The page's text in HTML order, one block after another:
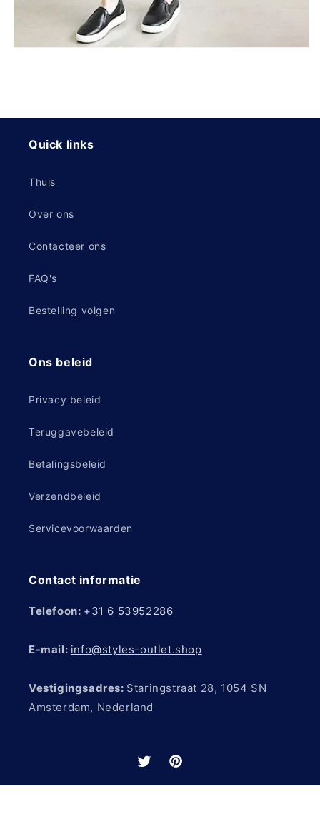
Quick links
Thuis
Over ons
Contacteer ons
FAQ's
Bestelling volgen
Ons beleid
Privacy beleid
Teruggavebeleid
Betalingsbeleid
Verzendbeleid
Servicevoorwaarden
Contact informatie
Telefoon: +31 6 53952286
E-mail: info@styles-outlet.shop
Vestigingsadres: Staringstraat 28, 1054 SN
Amsterdam, Nederland
TwitterPinterest